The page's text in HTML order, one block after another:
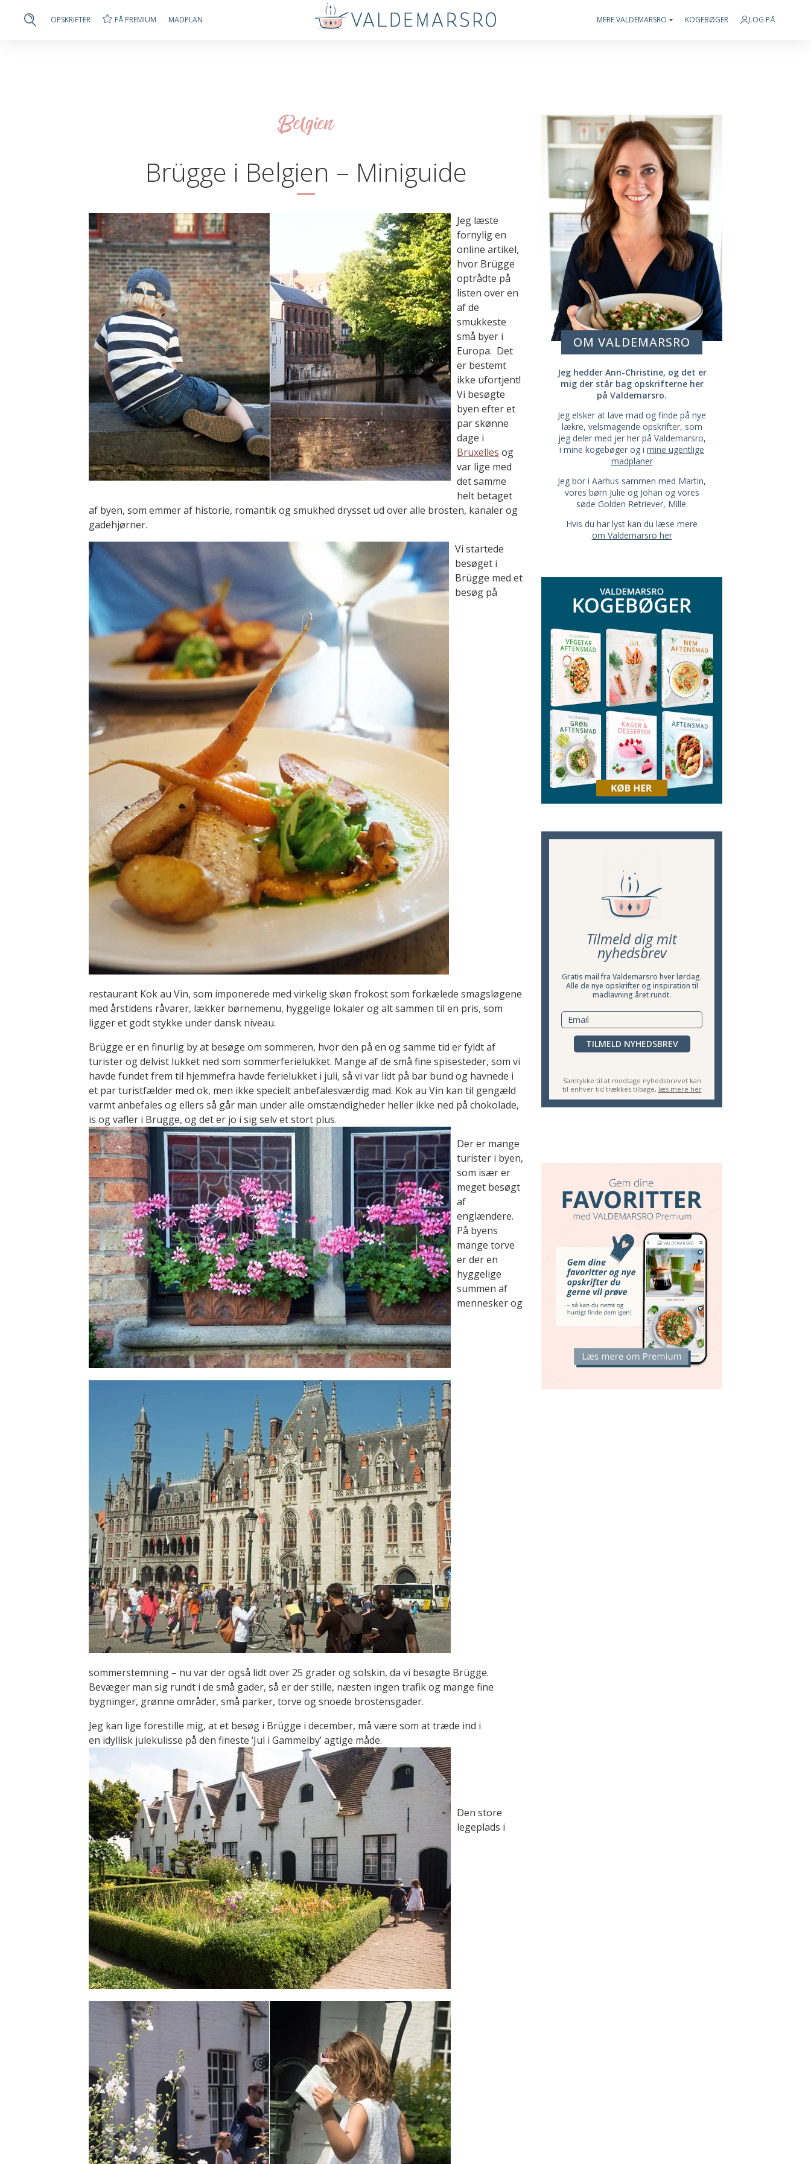
OPSKRIFTER FÅ PREMIUM MADPLAN MERE VALDEMARSRO KOGEBØGER LOG PÅ
Belgien
Brügge i Belgien – Miniguide
Jeg læste
fornylig en
online artikel,
hvor Brügge
optrådte på
listen over en
af de
smukkeste
små byer i
Europa. Det
er bestemt
ikke ufortjent!
Vi besøgte
byen efter et
par skønne
dage i
Bruxelles og
var lige med
det samme
helt betaget
af byen, som emmer af historie, romantik og smukhed drysset ud over alle brosten, kanaler og
gadehjørner.
Vi startede
besøget i
Brügge med et
besøg på
restaurant Kok au Vin, som imponerede med virkelig skøn frokost som forkælede smagsløgene
med årstidens råvarer, lækker børnemenu, hyggelige lokaler og alt sammen til en pris, som
ligger et godt stykke under dansk niveau.
Brügge er en finurlig by at besøge om sommeren, hvor den på en og samme tid er fyldt af
turister og delvist lukket ned som sommerferielukket. Mange af de små fine spisesteder, som vi
havde fundet frem til hjemmefra havde ferielukket i juli, så vi var lidt på bar bund og havnede i
et par turistfælder med ok, men ikke specielt anbefalesværdig mad. Kok au Vin kan til gengæld
varmt anbefales og ellers så går man under alle omstændigheder heller ikke ned på chokolade,
is og vafler i Brügge, og det er jo i sig selv et stort plus.
Der er mange
turister i byen,
som især er
meget besøgt
af
englændere.
På byens
mange torve
er der en
hyggelige
summen af
mennesker og
sommerstemning – nu var der også lidt over 25 grader og solskin, da vi besøgte Brügge.
Bevæger man sig rundt i de små gader, så er der stille, næsten ingen trafik og mange fine
bygninger, grønne områder, små parker, torve og snoede brostensgader.
Jeg kan lige forestille mig, at et besøg i Brügge i december, må være som at træde ind i
en idyllisk julekulisse på den fineste ‘Jul i Gammelby’ agtige måde.
Den store
legeplads i
OM VALDEMARSRO
Jeg hedder Ann-Christine, og det er
mig der står bag opskrifterne her
på Valdemarsro.
Jeg elsker at lave mad og finde på nye
lækre, velsmagende opskrifter, som
jeg deler med jer her på Valdemarsro,
i mine kogebøger og i mine ugentlige
madplaner
Jeg bor i Aarhus sammen med Martin,
vores børn Julie og Johan og vores
søde Golden Retriever, Mille.
Hvis du har lyst kan du læse mere
om Valdemarsro her
Tilmeld dig mit
nyhedsbrev
Gratis mail fra Valdemarsro hver lørdag.
Alle de nye opskrifter og inspiration til
madlavning året rundt.
TILMELD NYHEDSBREV
Samtykke til at modtage nyhedsbrevet kan
til enhver tid trækkes tilbage, læs mere her